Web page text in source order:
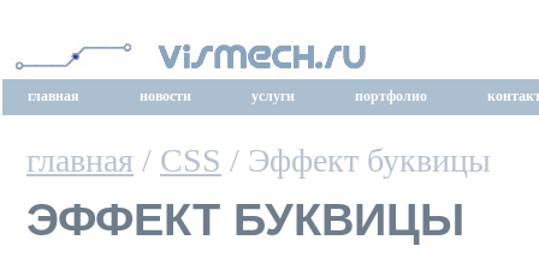
главная новости услуги портфолио
главная / CSS / Эффект буквицы
ЭФФЕКТ БУКВИЦЫ